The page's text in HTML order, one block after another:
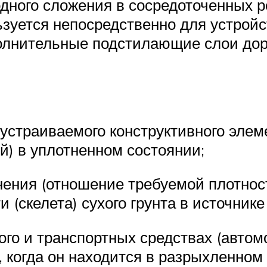
сложения в сосредоточенных
непосредственно для
подстилающие слои
конструктивного
в уплотненном состоянии;
(отношение требуемой
сухого грунта в
и транспортных средствах
он находится в